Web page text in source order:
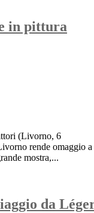
in pittura
(Livorno, 6
rende omaggio a
mostra,...
da